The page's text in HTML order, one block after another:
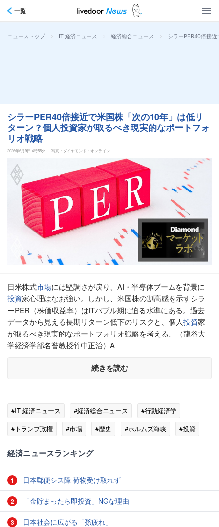
一覧
ニューストップ > IT 経済ニュース > 経済総合ニュース > シラーPER40倍接
シラーPER40倍接近で米国株「次の10年」は低リ
ターン？個人投資家が取るべき現実的なポートフォ
リオ戦略
2026年6月9日 4時55分 写真：ダイヤモンド・オンライン
日米株式市場には堅調さが戻り、AI・半導体ブームを背景に
投資家心理はなお強い。しかし、米国株の割高感を示すシラ
ーPER（株価収益率）はITバブル期に迫る水準にある。過去
データから見える長期リターン低下のリスクと、個人投資家
が取るべき現実的なポートフォリオ戦略を考える。（龍谷大
学経済学部名誉教授竹中正治）A
続きを読む
#IT 経済ニュース #経済総合ニュース
#行動経済学
#トランプ政権
#市場 #歴史 #ホルムズ海峡
#投資
経済ニュースランキング
1 日本郵便シス障 荷物受け取れず
2 「金貯まったら即投資」NGな理由
3 日本社会に広がる「孫疲れ」